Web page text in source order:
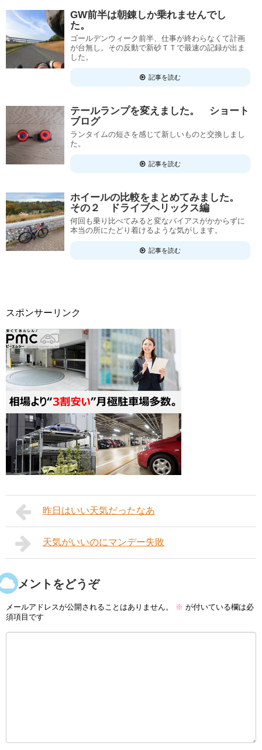
GW前半は朝錬しか乗れませんでし
た。
ゴールデンウィーク前半、仕事が終わらなくて計画
が台無し。その反動で新砂ＴＴで最速の記録が出ま
した。
記事を読む
テールランプを変えました。 ショート
ブログ
ランタイムの短さを感じて新しいものと交換しまし
た。
記事を読む
ホイールの比較をまとめてみました。
その２ ドライブヘリックス編
何回も乗り比べてみると変なバイアスがかからずに
本当の所にたどり着けるような気がします。
記事を読む
スポンサーリンク
昨日はいい天気だったなあ
天気がいいのにマンデー失敗
コメントをどうぞ
メールアドレスが公開されることはありません。 ※ が付いている欄は必
須項目です